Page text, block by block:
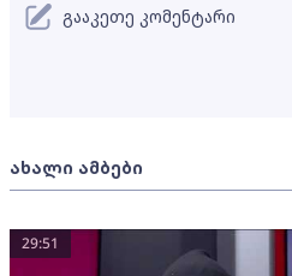
ახალი ამბები
29:51
გააკეთე კომენტარი